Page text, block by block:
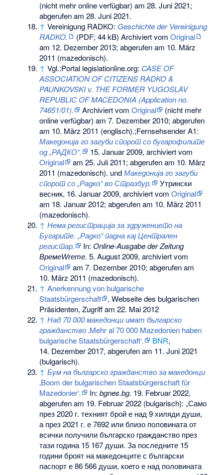
(nicht mehr online verfügbar) am28. Juni 2021;
abgerufen am 28. Juni 2021.
↑ Vereinigung RADKO: Geschichte der Vereinigung
RADKO.
(PDF; 44 kB) Archiviert vomOriginal
am 12. Dezember 2013; abgerufen am 10. März
2011 (mazedonisch).
↑ Vgl.:Portal legislationline.org: CASE OF
ASSOCIATION OF CITIZENS RADKO &
PAUNKOVSKI v. THE FORMER YUGOSLAV
REPUBLIC OF MACEDONIA (Application no.
74651/01).
Archiviert vomOriginal
(nicht mehr
online verfügbar) am7. Dezember 2010; abgerufen
am 10. März 2011 (englisch).;Fernsehsender A1:
Македонија го загуби спорот со бугарофилите
од „РАДКО“.
15. Januar 2009, archiviert vom
Original
am25. Juli 2011; abgerufen am 10. März
2011 (mazedonisch). undМакедонија го загуби
спорот со „Радко“ во Стразбур.
Утрински
весник, 16. Januar 2009, archiviert vomOriginal
am 18. Januar 2012; abgerufen am 10. März 2011
(mazedonisch).
↑ Нема регистрација за здружението на
Бугарите. „Радко“ падна кај Централен
регистар. In:Online-Ausgabe der Zeitung
ВремеWreme. 5. August 2009, archiviert vom
Original
am7. Dezember 2010; abgerufen am
10. März 2011 (mazedonisch).
↑ Anerkennung von bulgarische
Staatsbürgerschaft
, Webseite des bulgarischen
Präsidenten, Zugriff am 22. Mai 2012
↑ Над 70 000 македонци имат българско
гражданство ‚Mehr al 70 000 Mazedonien haben
bulgarische Staatsbürgerschaft‘. BNR,
14. Dezember 2017, abgerufen am 11. Juni 2021
(bulgarisch).
↑ Бум на българско гражданство за македонци
‚Boom der bulgarischen Staatsbürgerschaft für
Mazedonier‘. In:bgnes.bg. 19. Februar 2022,
abgerufen am 19. Februar 2022 (bulgarisch): „Само
през 2020 г. техният брой е над 9 хиляди души,
а през 2021 г. е 7692 или близо половината от
всички получили българско гражданство през
тази година 15 167 души. За последните 15
години броят на македонците с български
паспорт е 86 566 души, което е над половината